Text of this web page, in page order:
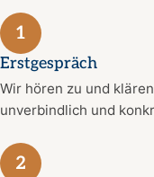
1
Erstgespräch
Wir hören zu und
unverbindlich und
2